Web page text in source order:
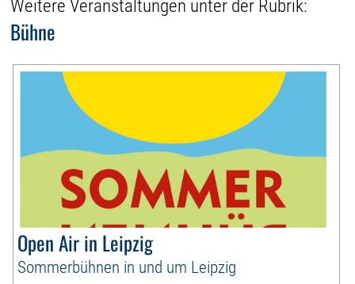
Weitere Veranstaltungen unter der Rubrik:
Bühne
Open Air in Leipzig
Sommerbühnen in und um Leipzig